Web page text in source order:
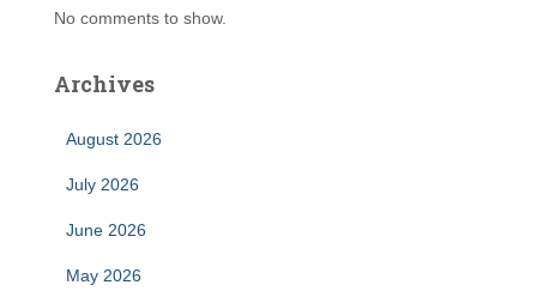
No comments to show.
Archives
August 2026
July 2026
June 2026
May 2026